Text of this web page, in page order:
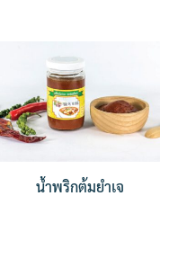
น้ำพริกต้มยำเจ